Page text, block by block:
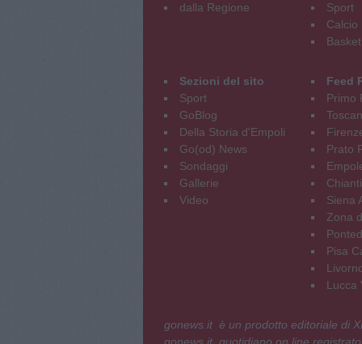
dalla Regione
Sport
Calcio
Basket
Sezioni del sito
Sport
GoBlog
Della Storia d'Empoli
Go(od) News
Sondaggi
Gallerie
Video
Feed
Primo
Prato
Siena
Zona
Pisa
Lucca
gonews.it è un prodotto editoriale di